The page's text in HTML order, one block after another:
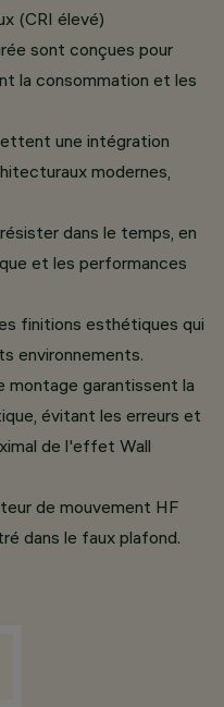
(CRI élevé)
sont conçues pour
la consommation et les
une intégration
modernes,
dans le temps, en
et les performances
finitions esthétiques qui
environnements.
garantissent la
évitant les erreurs et
de l'effet Wall
de mouvement HF
dans le faux plafond.